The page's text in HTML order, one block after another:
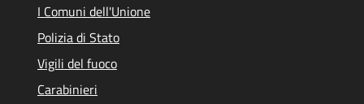
I Comuni dell'Unione
Polizia di Stato
Vigili del fuoco
Carabinieri